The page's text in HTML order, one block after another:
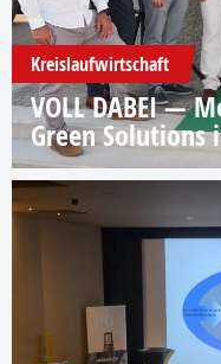
Kreislaufwirtschaft
VOLL DABEI —
Green Solutions